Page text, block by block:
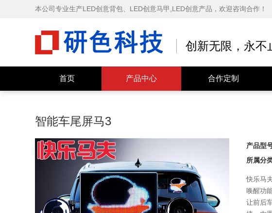
本公司专业生产LED创意背包、LED创意马甲,LED创意产品，欢迎咨询合作！
创新无限，永不
首页 产品中心
快乐马夫 智能车尾屏
LOY智能背包
合作定制
智能车尾屏马3
产品型
所属分
快乐马
唤醒功
让前后